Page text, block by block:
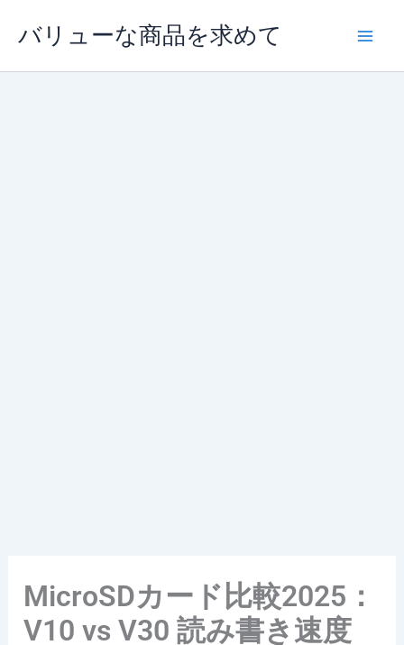
バリューな商品を求めて
MicroSDカード比較2025：
V10 vs V30 読み書き速度